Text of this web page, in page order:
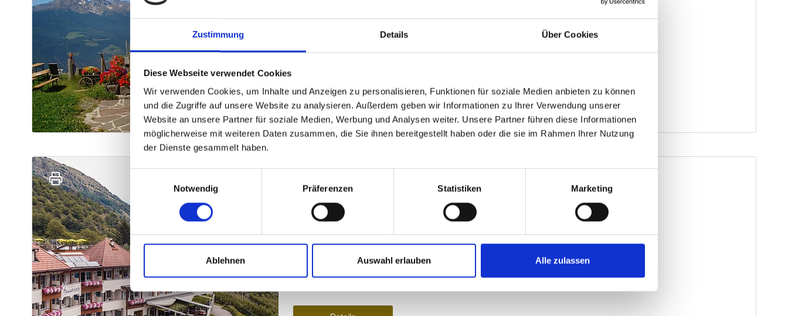
Zustimmung Details Über Cookies
Diese Webseite verwendet Cookies
Wir verwenden Cookies, um Inhalte und Anzeigen zu personalisieren, Funktionen für soziale Medien anbieten zu können
und die Zugriffe auf unsere Website zu analysieren. Außerdem geben wir Informationen zu Ihrer Verwendung unserer
Website an unsere Partner für soziale Medien, Werbung und Analysen weiter. Unsere Partner führen diese Informationen
möglicherweise mit weiteren Daten zusammen, die Sie ihnen bereitgestellt haben oder die sie im Rahmen Ihrer Nutzung
der Dienste gesammelt haben.
Notwendig
Präferenzen Statistiken Marketing
Ablehnen Auswahl erlauben Alle zulassen